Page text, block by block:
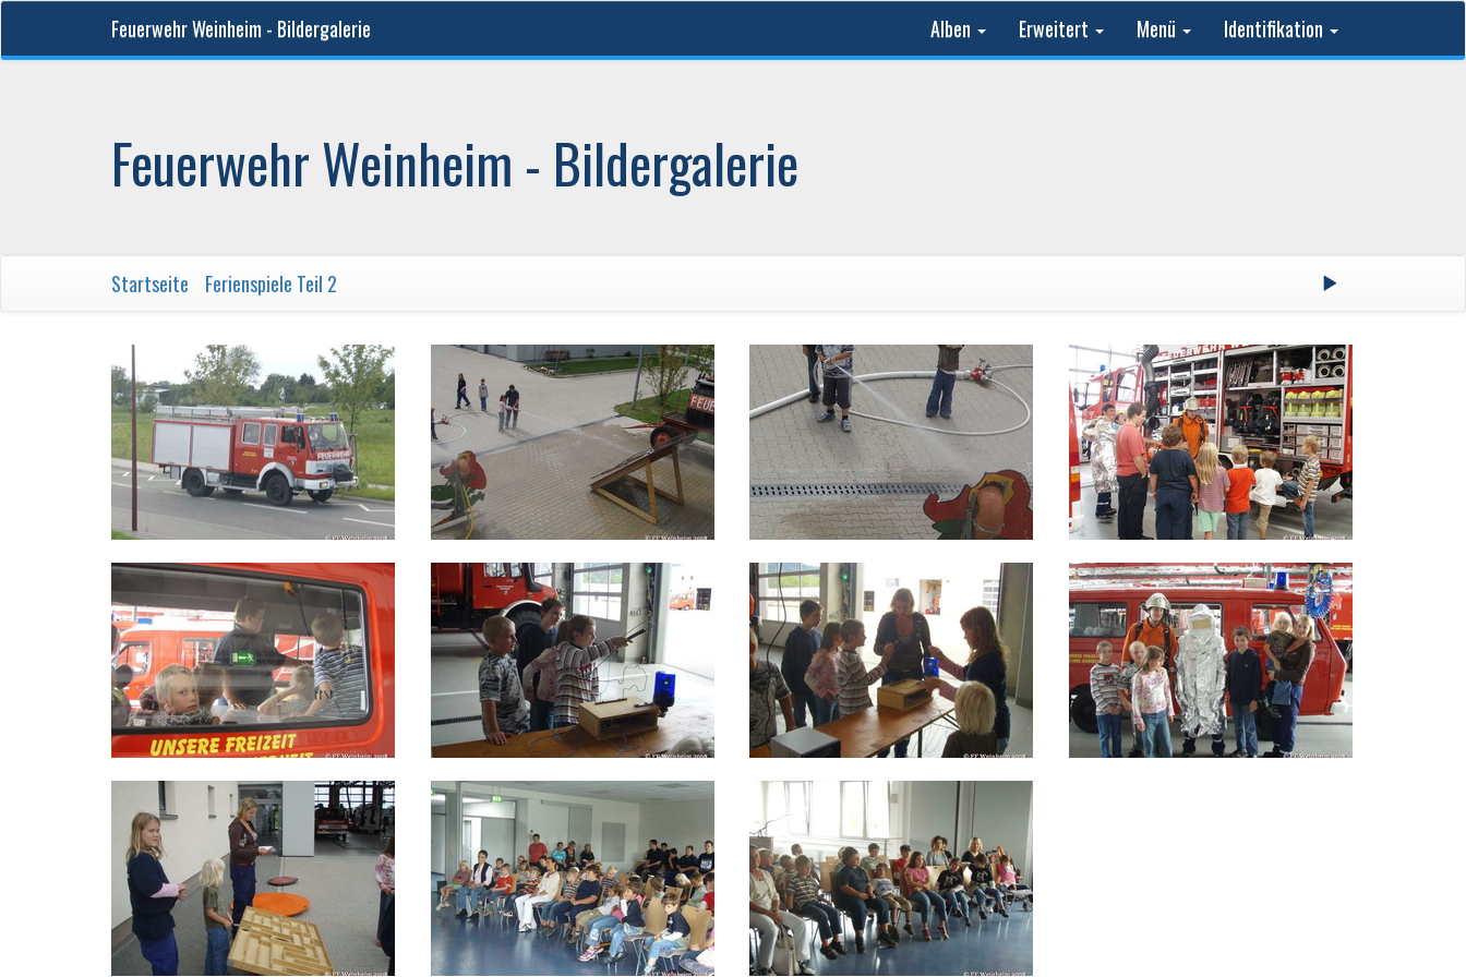
Feuerwehr Weinheim - Bildergalerie Alben Erweitert Menü Identifikation
Feuerwehr Weinheim - Bildergalerie
Startseite Ferienspiele Teil 2